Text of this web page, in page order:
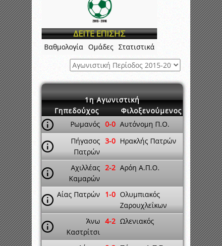
ΔΕΙΤΕ ΕΠΙΣΗΣ
Βαθμολογία Ομάδες Στατιστικά
1η Αγωνιστική
Γηπεδούχος
Φιλοξενούμενος
Ρωμανός 0-0 Αυτόνομη Π.Ο.
Πήγασος
Πατρών
3-0 Ηρακλής Πατρών
Αχιλλέας
Καμαρών
2-2 Αρόη Α.Π.Ο.
Αίας Πατρών 1-0 Ολυμπιακός
Ζαρουχλεΐκων
Άνω
Καστρίτσι
4-2 Ωλενιακός